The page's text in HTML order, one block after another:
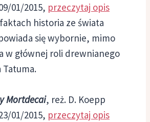
01/2015, przeczytaj opis
historia ze świata
się wybornie, mimo
w głównej roli drewnianego
Tatuma.
Mortdecai, reż. D. Koepp
01/2015, przeczytaj opis